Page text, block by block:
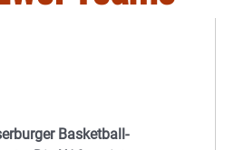
Basketball-